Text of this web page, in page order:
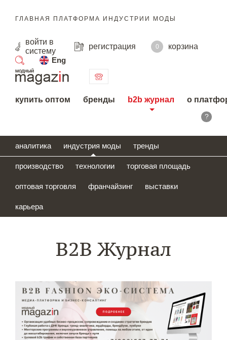
ГЛАВНАЯ ПЛАТФОРМА ИНДУСТРИИ МОДЫ
войти в
систему
регистрация 0
корзина
Eng
поиск
купить оптом бренды b2b журнал о
?
аналитика индустрия моды тренды
производство технологии торговая площадь
оптовая торговля франчайзинг выставки
карьера
B2B Журнал